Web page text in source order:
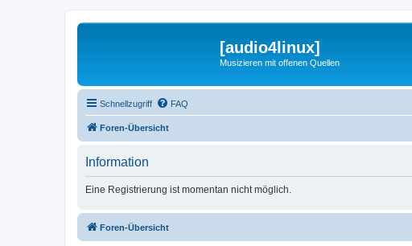
[audio4linux]
Musizieren mit offenen Quellen
Schnellzugriff FAQ
Foren-Übersicht
Information
Eine Registrierung ist momentan nicht möglich.
Foren-Übersicht